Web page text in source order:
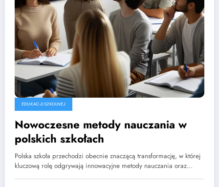
EDUKACJI SZKOLNEJ
Nowoczesne metody nauczania w
polskich szkołach
Polska szkoła przechodzi obecnie znaczącą transformację, w której
kluczową rolę odgrywają innowacyjne metody nauczania oraz…